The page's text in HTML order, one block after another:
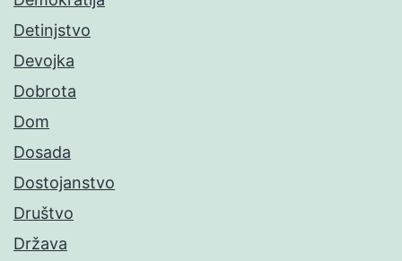
Detinjstvo
Devojka
Dobrota
Dom
Dosada
Dostojanstvo
Društvo
Država